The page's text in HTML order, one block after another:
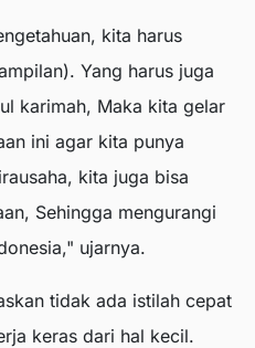
kita harus
Yang harus juga
karimah, Maka kita gelar
ini agar kita punya
kita juga bisa
Sehingga mengurangi
ujarnya.
tidak ada istilah cepat
keras dari hal kecil.